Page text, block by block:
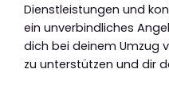
Dienstleistungen und
ein unverbindliches
dich bei deinem Umzug
zu unterstützen und dir